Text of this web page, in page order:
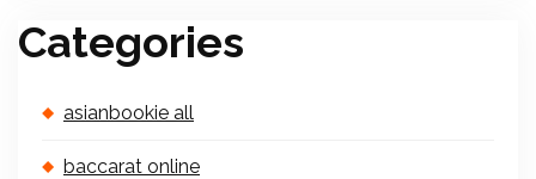
Categories
asianbookie all
baccarat online